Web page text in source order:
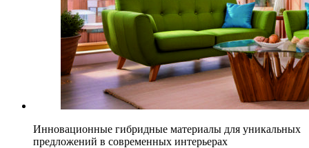
Инновационные гибридные материалы для уникальных
предложений в современных интерьерах